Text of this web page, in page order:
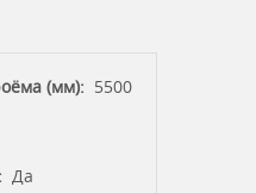
(мм): 5500
Да